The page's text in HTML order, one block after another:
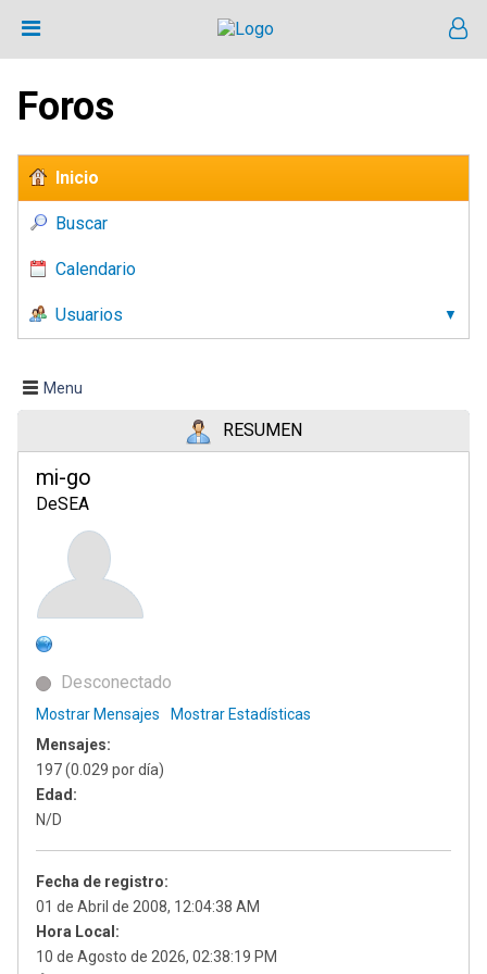
Foros
Inicio
Buscar
Calendario
Usuarios
Menu
RESUMEN
mi-go
DeSEA
Desconectado
Mostrar Mensajes
Mostrar Estadísticas
Mensajes:
197 (0.029 por día)
Edad:
N/D
Fecha de registro:
01 de Abril de 2008, 12:04:38 AM
Hora Local:
10 de Agosto de 2026, 02:38:19 PM